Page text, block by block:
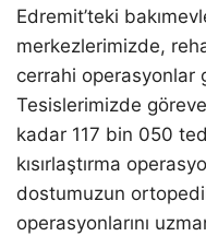
Edremit’teki
merkezlerimizde,
cerrahi operasyonlar
Tesislerimizde
kadar 117 bin 050
kısırlaştırma
dostumuzun
operasyonlarını